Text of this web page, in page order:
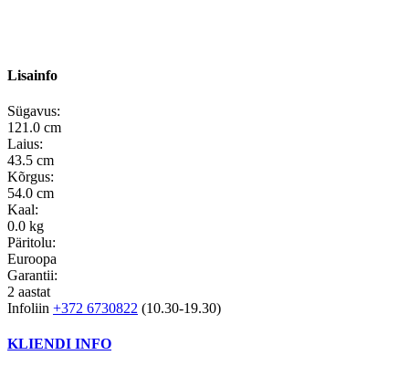
Lisainfo
Sügavus:
121.0 cm
Laius:
43.5 cm
Kõrgus:
54.0 cm
Kaal:
0.0 kg
Päritolu:
Euroopa
Garantii:
2 aastat
Infoliin +372 6730822 (10.30-19.30)
KLIENDI INFO